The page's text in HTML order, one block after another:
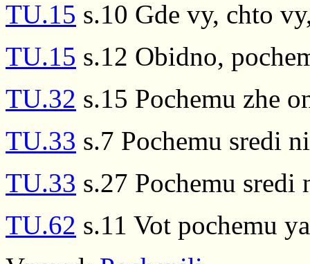
TU.15 s.10 Gde vy, chto
TU.15 s.12 Obidno,
TU.32 s.15 Pochemu zhe
TU.33 s.7 Pochemu sredi
TU.33 s.27 Pochemu sredi
TU.62 s.11 Vot pochemu